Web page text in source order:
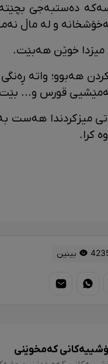
دەستبەجێ
و لە ماڵ
میزدا خوێن هەبێت.
هەبوو؛ واتە ڕەنگی
قورس و...
میزکردندا هەست بە
کرا.
بینین
کەمخوێنی